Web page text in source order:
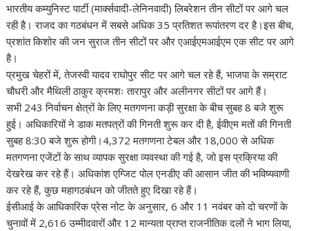
भारतीय कम्युनिस्ट पार्टी (मार्क्सवादी-लेनिनवादी) लिबरेशन तीन सीटों पर आगे चल
रही है। राजद का गठबंधन में सबसे अधिक 35 प्रतिशत रूपांतरण दर है।इस बीच,
प्रशांत किशोर की जन सुराज तीन सीटों पर और एआईएमआईएम एक सीट पर आगे
है।
प्रमुख चेहरों में, तेजस्वी यादव राघोपुर सीट पर आगे चल रहे हैं, भाजपा के सम्राट
चौधरी और मैथिली ठाकुर क्रमशः तारापुर और अलीनगर सीटों पर आगे हैं।
सभी 243 निर्वाचन क्षेत्रों के लिए मतगणना कड़ी सुरक्षा के बीच सुबह 8 बजे शुरू
हुई। अधिकारियों ने डाक मतपत्रों की गिनती शुरू कर दी है, ईवीएम मतों की गिनती
सुबह 8:30 बजे शुरू होगी।4,372 मतगणना टेबल और 18,000 से अधिक
मतगणना एजेंटों के साथ व्यापक सुरक्षा व्यवस्था की गई है, जो इस प्रक्रिया की
देखरेख कर रहे हैं। अधिकांश एग्जिट पोल एनडीए की आसान जीत की भविष्यवाणी
कर रहे हैं, कुछ महागठबंधन को जीतते हुए दिखा रहे हैं।
ईसीआई के आधिकारिक प्रेस नोट के अनुसार, 6 और 11 नवंबर को दो चरणों के
चुनावों में 2,616 उम्मीदवारों और 12 मान्यता प्राप्त राजनीतिक दलों ने भाग लिया,